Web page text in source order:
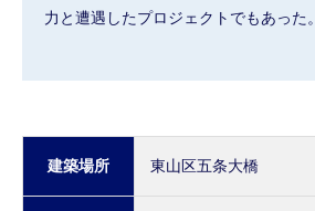
力と遭遇したプロジェクトでもあった。
建築場所 東山区五条大橋